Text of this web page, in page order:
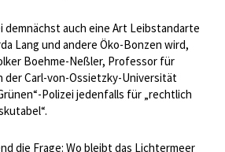
demnächst auch eine Art Leibstandarte
Lang und andere Öko-Bonzen wird,
Boehme-Neßler, Professor für
der Carl-von-Ossietzky-Universität
Polizei jedenfalls für „rechtlich
die Frage: Wo bleibt das Lichtermeer